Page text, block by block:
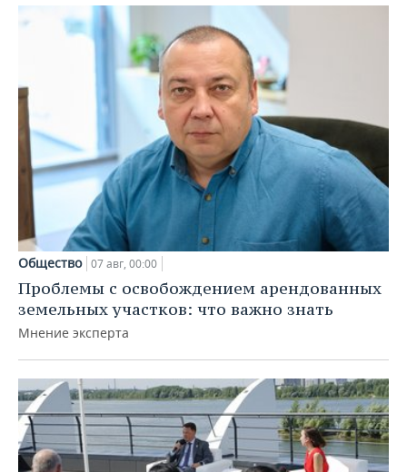
Общество 07 авг, 00:00
Проблемы с освобождением арендованных
земельных участков: что важно знать
Мнение эксперта